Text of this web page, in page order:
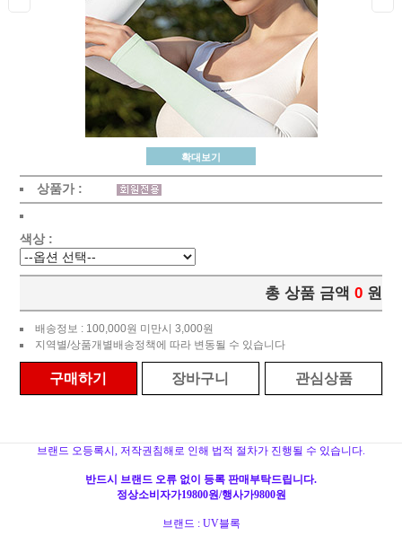
확대보기
상품가 :
색상 :
총 상품 금액 0 원
배송정보 : 100,000원 미만시 3,000원
지역별/상품개별배송정책에 따라 변동될 수 있습니다
구매하기 장바구니 관심상품
브랜드 오등록시, 저작권침해로 인해 법적 절차가 진행될 수 있습니다.
반드시 브랜드 오류 없이 등록 판매부탁드립니다.
정상소비자가19800원/행사가9800원
브랜드 : UV블록